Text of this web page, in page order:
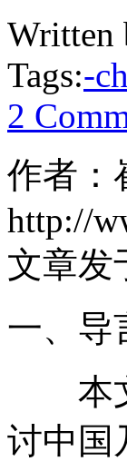
Written
Tags:-
2
作者：
http://
文章发
一、导
本文
讨中国